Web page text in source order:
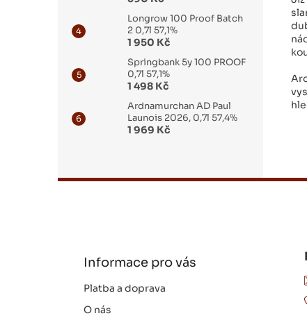
Longrow 100 Proof Batch
2 0,7l 57,1%
1 950 Kč
Springbank 5y 100 PROOF
0,7l 57,1%
1 498 Kč
Ardnamurchan AD Paul
Launois 2026, 0,7l 57,4%
1 969 Kč
Informace pro vás
Platba a doprava
O nás